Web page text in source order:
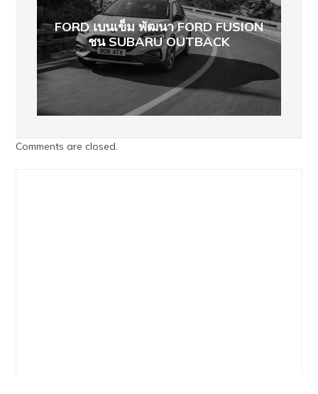
FORD เบนเข็ม พัฒนา FORD FUSION
ชน SUBARU OUTBACK
Comments are closed.